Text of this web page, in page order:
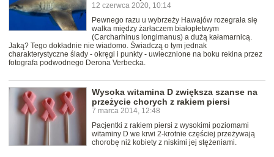
12 czerwca 2020, 10:14
Pewnego razu u wybrzeży Hawajów rozegrała się
walka między żarłaczem białopłetwym
(Carcharhinus longimanus) a dużą kałamarnicą.
Jaką? Tego dokładnie nie wiadomo. Świadczą o tym jednak
charakterystyczne ślady - okręgi i punkty - uwiecznione na boku rekina przez
fotografa podwodnego Derona Verbecka.
Wysoka witamina D zwiększa szanse na
przeżycie chorych z rakiem piersi
7 marca 2014, 12:48
Pacjentki z rakiem piersi z wysokimi poziomami
witaminy D we krwi 2-krotnie częściej przeżywają
chorobę niż kobiety z niskimi jej stężeniami.